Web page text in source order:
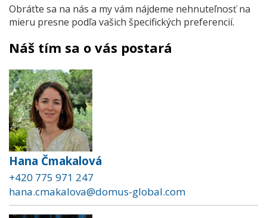
Obráťte sa na nás a my vám nájdeme nehnuteľnosť na
mieru presne podľa vašich špecifických preferencií.
Náš tím sa o vás postará
Hana Čmakalová
+420 775 971 247
hana.cmakalova@domus-global.com